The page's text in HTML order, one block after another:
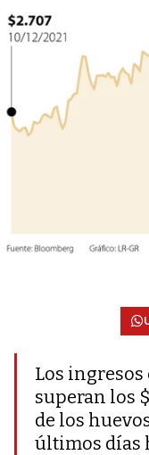
Los
superan los
de los
últimos días